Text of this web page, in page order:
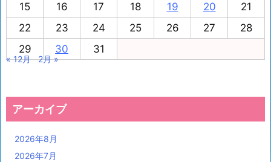
15
16 17 18 19 20
21
22
23 24 25 26 27
28
29
30 31
« 12月 2月 »
アーカイブ
2026年8月
2026年7月